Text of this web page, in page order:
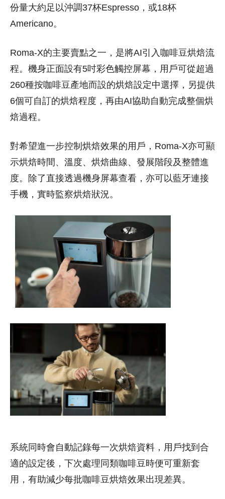
份量大約足以沖調37杯Espresso，或18杯
Americano。
Roma-X的主要賣點之一，是將AI引入咖啡豆烘焙流
程。機身正面設有5吋彩色觸控屏幕，用戶可從超過
260種按咖啡豆產地而設的烘焙設定中選擇，另提供
6個可自訂的烘焙程度，再由AI協助自動完成整個烘
焙過程。
對希望進一步控制烘焙效果的用戶，Roma-X亦可顯
示烘焙時間、溫度、烘焙曲線、發展階段及整體進
度。除了直接透過機身屏幕查看，亦可以藍牙連接
手機，實時監察烘焙狀況。
系統同時會自動記錄每一次烘焙資料，用戶找到合
適的設定後，下次處理同類咖啡豆時便可重新套
用，有助減少每批咖啡豆烘焙效果出現差異。